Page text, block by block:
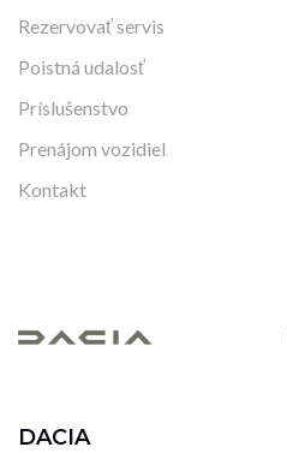
Rezervovať servis
Poistná udalosť
Príslušenstvo
Prenájom vozidiel
Kontakt
DACIA